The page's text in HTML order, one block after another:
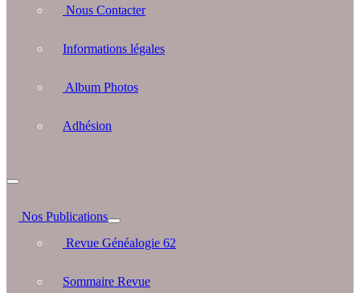
Nous Contacter
Informations légales
Album Photos
Adhésion
Nos Publications
Revue Généalogie 62
Sommaire Revue